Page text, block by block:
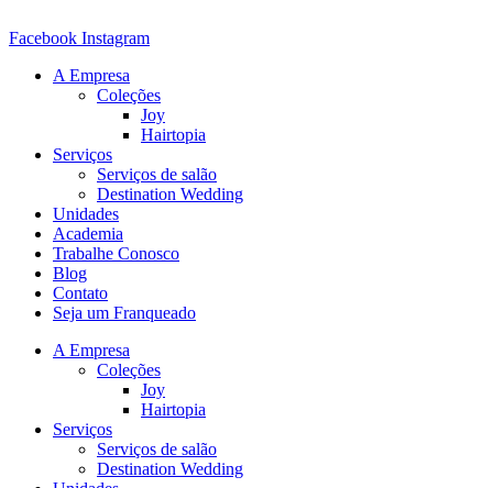
para
conteúdo
Facebook Instagram
A Empresa
Coleções
Joy
Hairtopia
Serviços
Serviços de salão
Destination Wedding
Unidades
Academia
Trabalhe Conosco
Blog
Contato
Seja um Franqueado
A Empresa
Coleções
Joy
Hairtopia
Serviços
Serviços de salão
Destination Wedding